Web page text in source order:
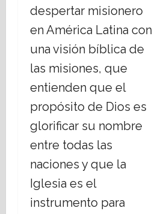
despertar misionero
en América Latina con
una visión bíblica de
las misiones, que
entienden que el
propósito de Dios es
glorificar su nombre
entre todas las
naciones y que la
Iglesia es el
instrumento para